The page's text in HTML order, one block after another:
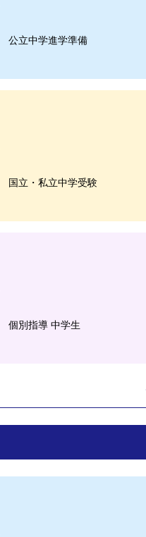
公立中学進学準備
国立・私立中学受験
個別指導 中学生